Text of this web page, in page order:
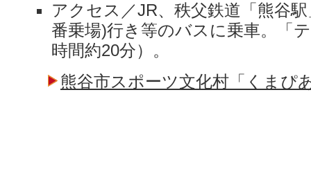
アクセス／JR、秩父鉄道「熊谷
番乗場)行き等のバスに乗車。「
時間約20分）。
熊谷市スポーツ文化村「くまぴ